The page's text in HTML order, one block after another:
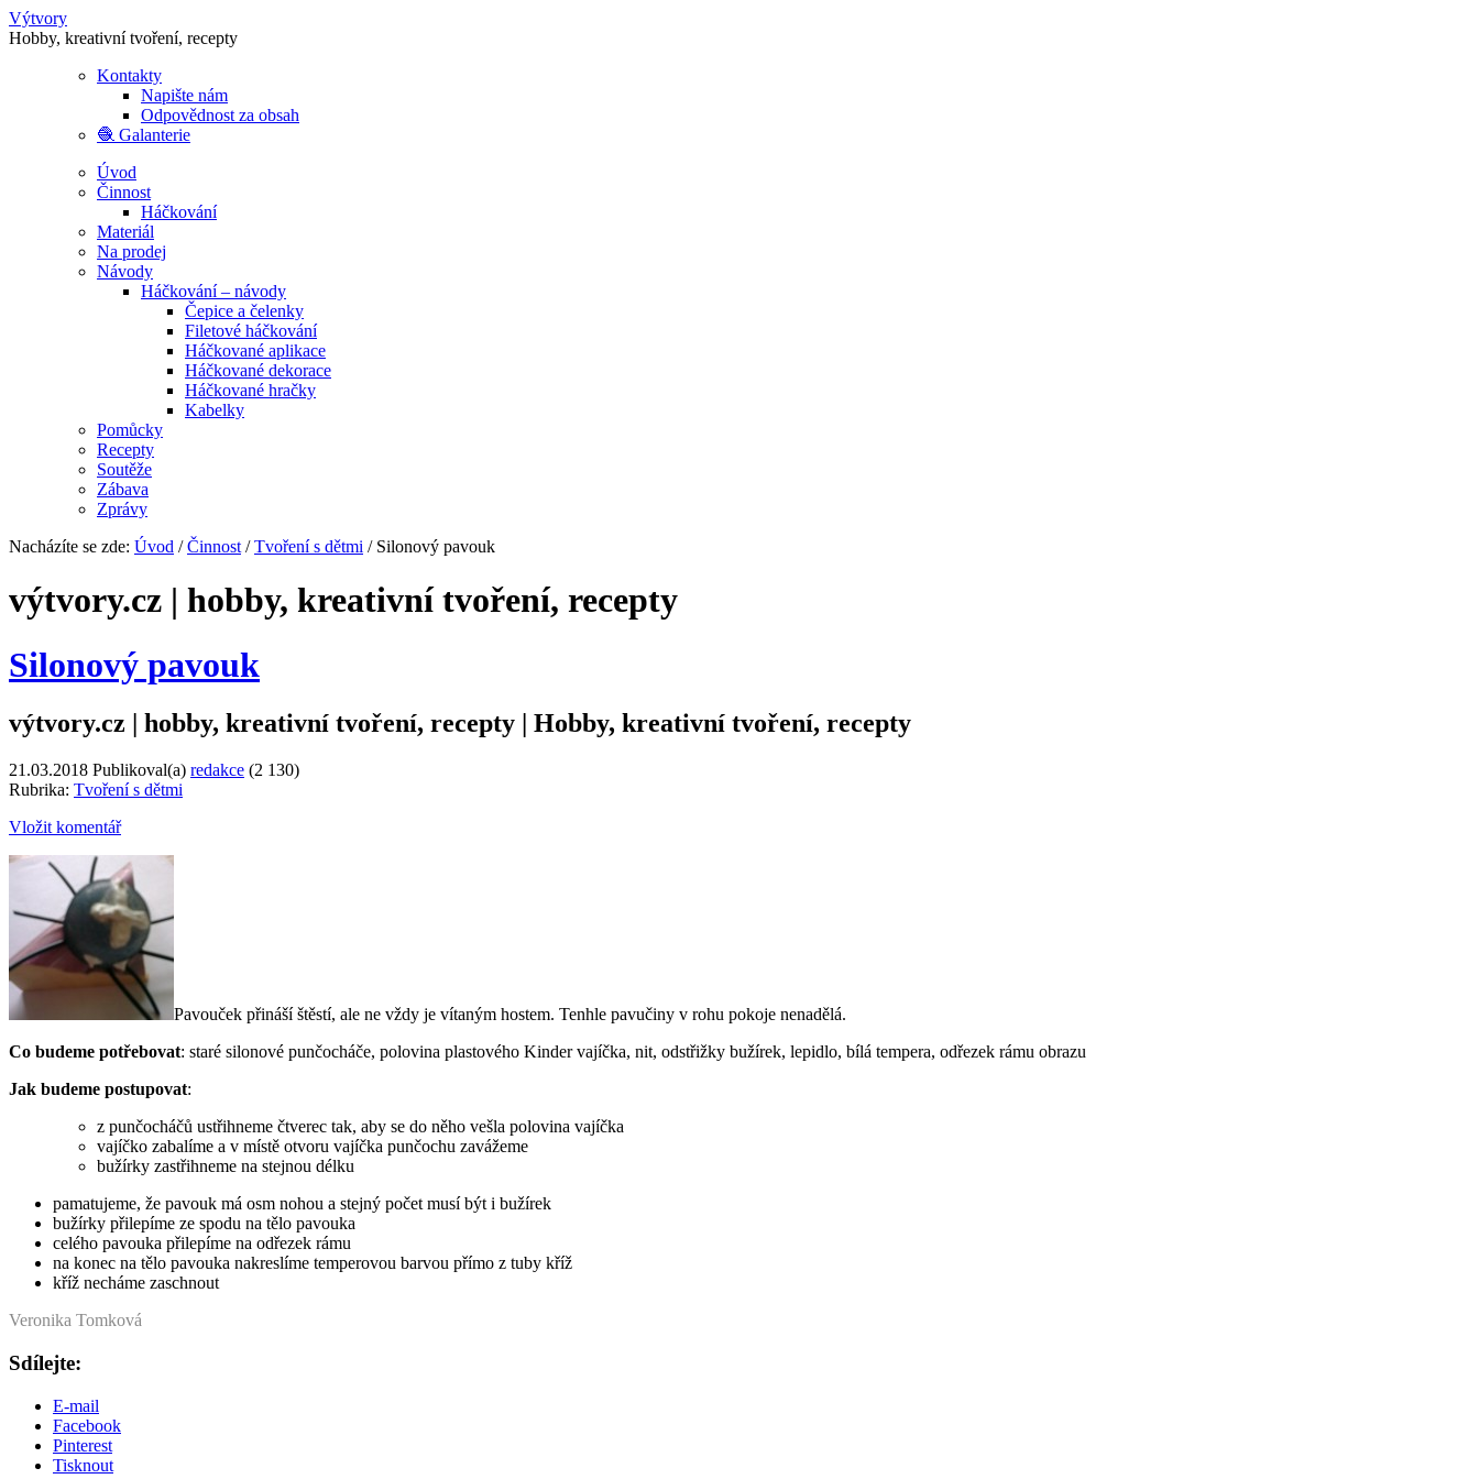
Výtvory
Hobby, kreativní tvoření, recepty
Kontakty
Napište nám
Odpovědnost za obsah
🧶 Galanterie
Úvod
Činnost
Háčkování
Materiál
Na prodej
Návody
Háčkování – návody
Čepice a čelenky
Filetové háčkování
Háčkované aplikace
Háčkované dekorace
Háčkované hračky
Kabelky
Pomůcky
Recepty
Soutěže
Zábava
Zprávy
Nacházíte se zde: Úvod /Činnost /Tvoření s dětmi / Silonový pavouk
výtvory.cz | hobby, kreativní tvoření, recepty
Silonový pavouk
výtvory.cz | hobby, kreativní tvoření, recepty | Hobby, kreativní tvoření, recepty
21.03.2018 Publikoval(a) redakce (2 130)
Rubrika: Tvoření s dětmi
Vložit komentář
Pavouček přináší štěstí, ale ne vždy je vítaným hostem. Tenhle pavučiny v rohu pokoje nenadělá.
Co budeme potřebovat: staré silonové punčocháče, polovina plastového Kinder vajíčka, nit, odstřižky bužírek, lepidlo, bílá tempera, odřezek rámu obrazu
Jak budeme postupovat:
z punčocháčů ustřihneme čtverec tak, aby se do něho vešla polovina vajíčka
vajíčko zabalíme a v místě otvoru vajíčka punčochu zavážeme
bužírky zastřihneme na stejnou délku
pamatujeme, že pavouk má osm nohou a stejný počet musí být i bužírek
bužírky přilepíme ze spodu na tělo pavouka
celého pavouka přilepíme na odřezek rámu
na konec na tělo pavouka nakreslíme temperovou barvou přímo z tuby kříž
kříž necháme zaschnout
Veronika Tomková
Sdílejte:
E-mail
Facebook
Pinterest
Tisknout